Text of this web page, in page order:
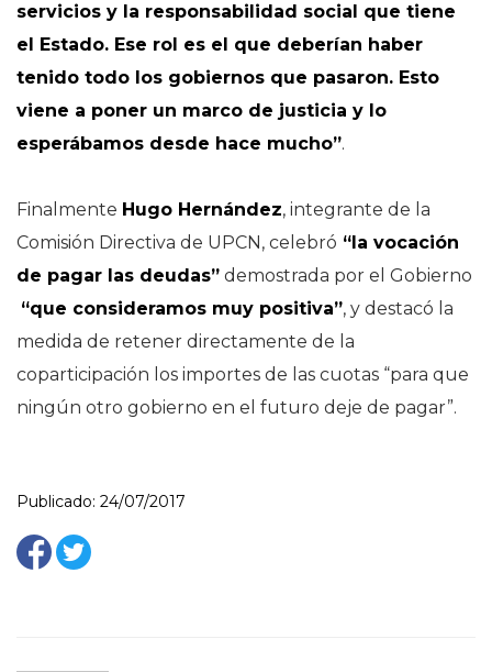
servicios y la responsabilidad social que tiene
el Estado. Ese rol es el que deberían haber
tenido todo los gobiernos que pasaron. Esto
viene a poner un marco de justicia y lo
esperábamos desde hace mucho”.
Finalmente Hugo Hernández, integrante de la
Comisión Directiva de UPCN, celebró “la vocación
de pagar las deudas” demostrada por el Gobierno
“que consideramos muy positiva”, y destacó la
medida de retener directamente de la
coparticipación los importes de las cuotas “para que
ningún otro gobierno en el futuro deje de pagar”.
Publicado: 24/07/2017